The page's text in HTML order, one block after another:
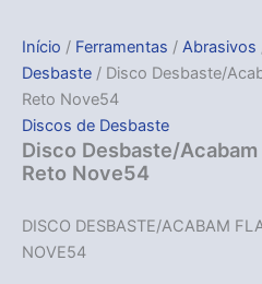
Início / Ferramentas / Abrasivos
Desbaste / Disco Desbaste/
Reto Nove54
Discos de Desbaste
Disco Desbaste/
Reto Nove54
DISCO DESBASTE/ACABAM
NOVE54